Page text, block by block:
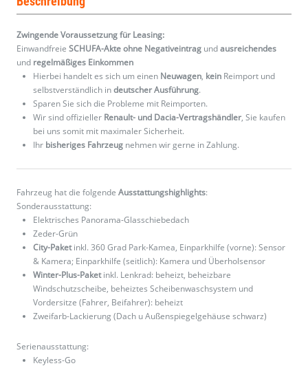
Zwingende Voraussetzung für Leasing:
Einwandfreie SCHUFA-Akte ohne Negativeintrag undausreichendes
und regelmäßiges Einkommen
Hierbei handelt es sich um einen Neuwagen, kein Reimport und
selbstverständlich indeutscher Ausführung.
Sparen Sie sich die Probleme mit Reimporten.
Wir sind offizieller Renault- und Dacia-Vertragshändler, Sie kaufen
bei uns somit mit maximaler Sicherheit.
Ihr bisheriges Fahrzeug nehmen wir gerne in Zahlung.
Fahrzeug hat die folgende Ausstattungshighlights:
Sonderausstattung:
Elektrisches Panorama-Glasschiebedach
Zeder-Grün
City-Paketinkl. 360 Grad Park-Kamea, Einparkhilfe (vorne): Sensor
& Kamera; Einparkhilfe (seitlich): Kamera und Überholsensor
Winter-Plus-Paketinkl. Lenkrad: beheizt, beheizbare
Windschutzscheibe, beheiztes Scheibenwaschsystem und
Vordersitze (Fahrer, Beifahrer): beheizt
Zweifarb-Lackierung (Dach u Außenspiegelgehäuse schwarz)
Serienausstattung:
Keyless-Go